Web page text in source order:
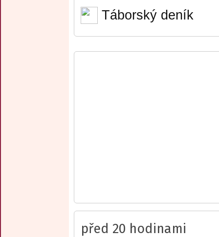
Táborský deník
před 20 hodinami